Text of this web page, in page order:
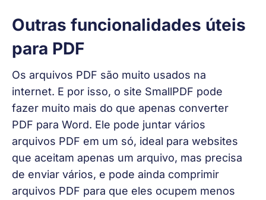
Outras funcionalidades úteis
para PDF
Os arquivos PDF são muito usados na
internet. E por isso, o site SmallPDF pode
fazer muito mais do que apenas converter
PDF para Word. Ele pode juntar vários
arquivos PDF em um só, ideal para websites
que aceitam apenas um arquivo, mas precisa
de enviar vários, e pode ainda comprimir
arquivos PDF para que eles ocupem menos